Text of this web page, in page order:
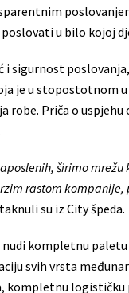
u bilo kojoj
i sigurnost
je u stopostotnom
Priča o
širimo
rastom
su iz City špeda.
kompletnu
svih vrsta
logističku